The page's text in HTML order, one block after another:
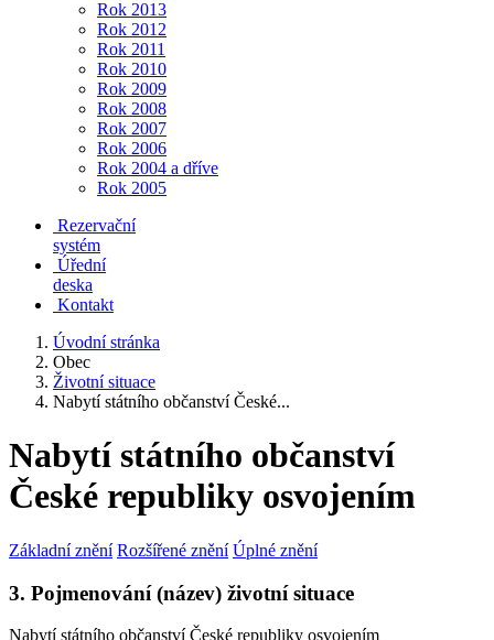
Rok 2013
Rok 2012
Rok 2011
Rok 2010
Rok 2009
Rok 2008
Rok 2007
Rok 2006
Rok 2004 a dříve
Rok 2005
Rezervační
systém
Úřední
deska
Kontakt
Úvodní stránka
Obec
Životní situace
Nabytí státního občanství České...
Nabytí státního občanství
České republiky osvojením
Základní znění Rozšířené znění Úplné znění
3. Pojmenování (název) životní situace
Nabytí státního občanství České republiky osvojením